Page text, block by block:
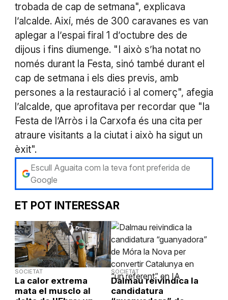
trobada de cap de setmana", explicava
l’alcalde. Així, més de 300 caravanes es van
aplegar a l’espai firal 1 d’octubre des de
dijous i fins diumenge. "I això s’ha notat no
només durant la Festa, sinó també durant el
cap de setmana i els dies previs, amb
persones a la restauració i al comerç", afegia
l’alcalde, que aprofitava per recordar que "la
Festa de l’Arròs i la Carxofa és una cita per
atraure visitants a la ciutat i això ha sigut un
èxit".
Escull Aguaita com la teva font preferida de
Google
ET POT INTERESSAR
SOCIETAT
La calor extrema
mata el musclo al
SOCIETAT
Dalmau reivindica la
candidatura